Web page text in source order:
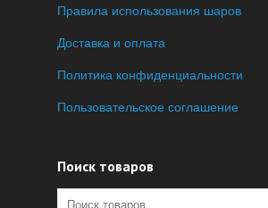
Правила использования шаров
Доставка и оплата
Политика конфиденциальности
Пользовательское соглашение
Поиск товаров